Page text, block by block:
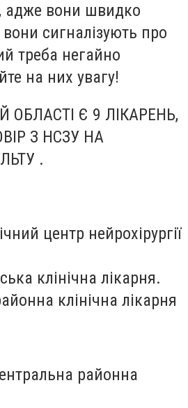
адже вони швидко
сигналізують про
треба негайно
на них увагу!
ОБЛАСТІ Є 9 ЛІКАРЕНЬ,
З НСЗУ НА
.
центр нейрохірургії
клінічна лікарня.
клінічна лікарня
районна